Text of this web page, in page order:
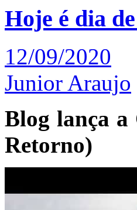
Hoje é dia
12/09/2020
Junior Araujo
Blog lança
Retorno)